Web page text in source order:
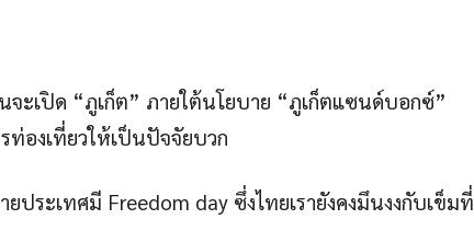
จะเปิด “ภูเก็ต” ภายใต้นโยบาย “ภูเก็ตแซนด์บอกซ์”
ท่องเที่ยวให้เป็นปัจจัยบวก
ระเทศมี Freedom day ซึ่งไทยเรายังคงมึนงงกับเข็มที่